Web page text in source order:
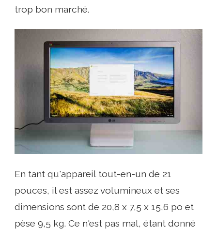
trop bon marché.
En tant qu'appareil tout-en-un de 21
pouces, il est assez volumineux et ses
dimensions sont de 20,8 x 7,5 x 15,6 po et
pèse 9,5 kg. Ce n'est pas mal, étant donné